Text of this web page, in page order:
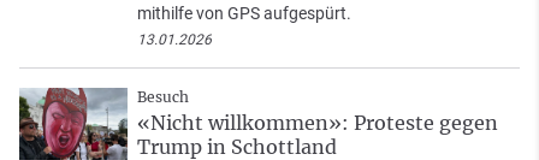
mithilfe von GPS aufgespürt.
13.01.2026
Besuch
«Nicht willkommen»: Proteste gegen
Trump in Schottland